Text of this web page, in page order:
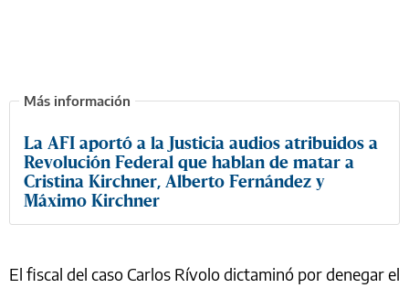
La AFI aportó a la Justicia audios atribuidos a
Revolución Federal que hablan de matar a
Cristina Kirchner, Alberto Fernández y
Máximo Kirchner
El fiscal del caso Carlos Rívolo dictaminó por denegar el